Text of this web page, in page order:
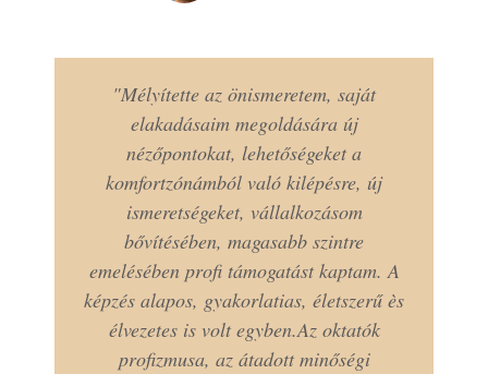
"Mélyítette az önismeretem, saját
elakadásaim megoldására új
nézőpontokat, lehetőségeket a
komfortzónámból való kilépésre, új
ismeretségeket, vállalkozásom
bővítésében, magasabb szintre
emelésében profi támogatást kaptam. A
képzés alapos, gyakorlatias, életszerű ès
élvezetes is volt egyben.Az oktatók
profizmusa, az átadott minőségi